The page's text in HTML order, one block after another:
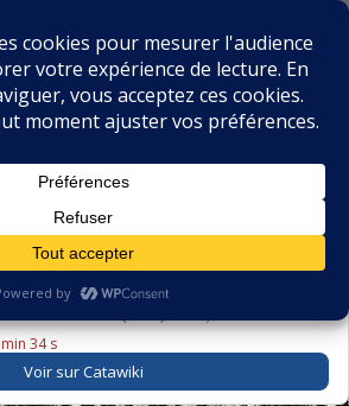
DES BIBLIOPHILES, DE LA
34 s
Voir sur Catawiki